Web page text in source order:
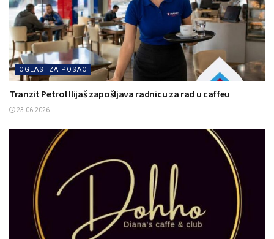
OGLASI ZA POSAO
Tranzit Petrol Ilijaš zapošljava radnicu za rad u caffeu
23.06.2026.